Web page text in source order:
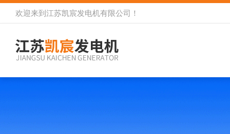
欢迎来到 江苏凯宸发电机有限公司 ！